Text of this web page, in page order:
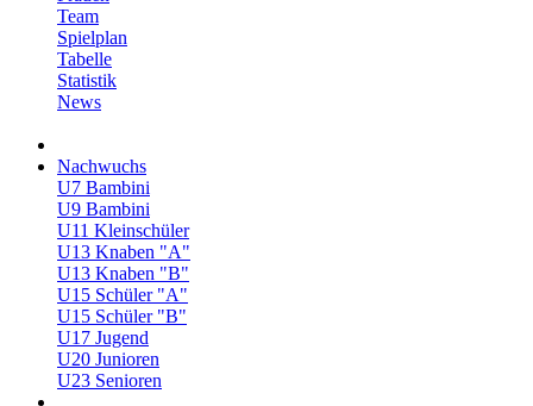
Team
Spielplan
Tabelle
Statistik
News
Nachwuchs
U7 Bambini
U9 Bambini
U11 Kleinschüler
U13 Knaben "A"
U13 Knaben "B"
U15 Schüler "A"
U15 Schüler "B"
U17 Jugend
U20 Junioren
U23 Senioren